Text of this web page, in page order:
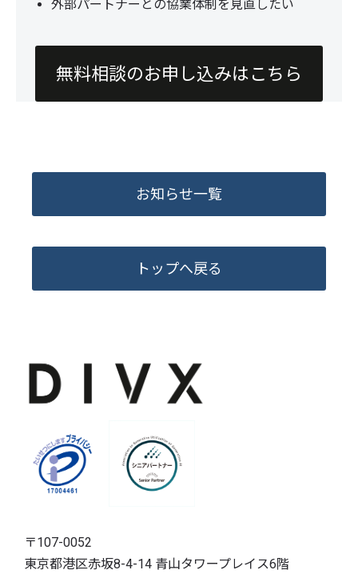
外部パートナーとの協業体制を見直したい
無料相談のお申し込みはこちら
お知らせ一覧
トップへ戻る
〒107-0052
東京都港区赤坂8-4-14 青山タワープレイス6階